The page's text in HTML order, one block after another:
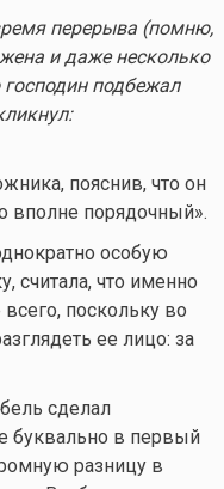
перерыва (помню,
и даже несколько
господин подбежал
пояснив, что он
вполне порядочный».
особую
считала, что именно
поскольку во
ее лицо: за
сделал
буквально в первый
разницу в